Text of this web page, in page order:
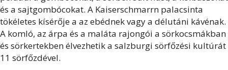
és a sajtgombócokat. A Kaiserschmarrn palacsinta
tökéletes kísérője a az ebédnek vagy a délutáni kávénak.
A komló, az árpa és a maláta rajongói a sörkocsmákban
és sörkertekben élvezhetik a salzburgi sörfőzési kultúrát
11 sörfőzdével.